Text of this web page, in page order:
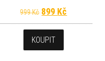
999 Kč.
je: 899 Kč.
999Kč Původní cena
899 Kč
KOUPIT